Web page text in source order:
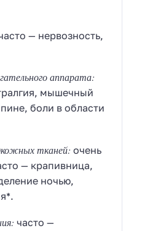
— нервозность,
аппарата:
мышечный
боли в области
тканей: очень
— крапивница,
ночью,
часто —